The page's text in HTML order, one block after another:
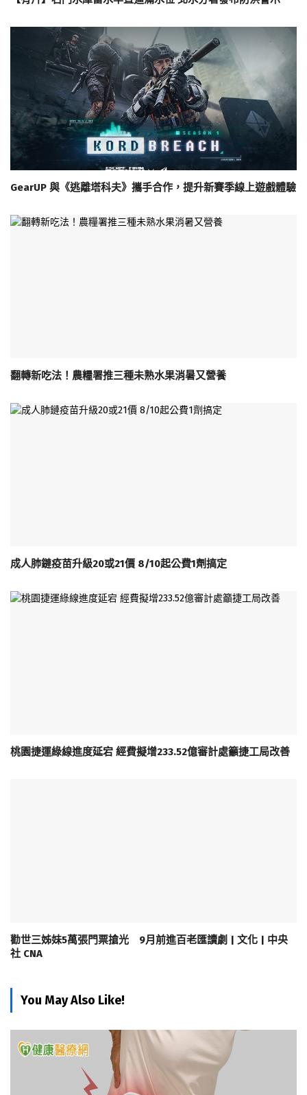
GearUP 與《逃離塔科夫》攜手合作，提升新賽季線上遊戲體驗
翻轉新吃法！農糧署推三種未熟水果消暑又營養
成人肺鏈疫苗升級20或21價 8/10起公費1劑搞定
桃園捷運綠線進度延宕 經費擬增233.52億審計處籲捷工局改善
勸世三姊妹5萬張門票搶光 9月前進百老匯讀劇 | 文化 | 中央
社 CNA
You May Also Like!